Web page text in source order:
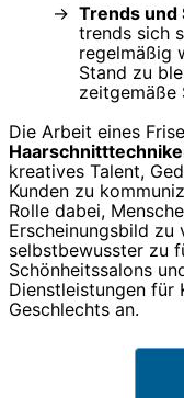
Trends und
trends sich
regelmäßig
Stand zu
zeitgemäße
Die Arbeit eines
kreatives Talent,
Kunden zu
Rolle dabei,
Erscheinungsbild zu
selbstbewusster zu
Schönheitssalons
Dienstleistungen für
Geschlechts an.